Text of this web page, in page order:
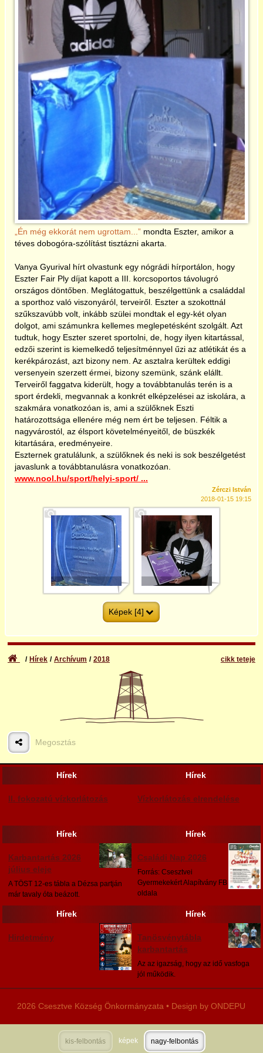
2017
2019
2020
2021
2024
2025
Én még ekkorát nem ugrottam...
mondta Eszter, amikor a
téves dobogóra-szólítást tisztázni akarta.
Vanya Gyurival hírt olvastunk egy nógrádi hírportálon, hogy
Eszter Fair Ply díjat kapott a III. korcsoportos távolugró
országos döntőben. Meglátogattuk, beszélgettünk a családdal
a sporthoz való viszonyáról, terveiről. Eszter a szokottnál
szűkszavúbb volt, inkább szülei mondtak el egy-két olyan
dolgot, ami számunkra kellemes meglepetésként szolgált. Azt
tudtuk, hogy Eszter szeret sportolni, de, hogy ilyen kitartással,
edzői szerint is kiemelkedő teljesítménnyel űzi az atlétikát és a
kerékpározást, azt bizony nem. Az asztalra kerültek eddigi
versenyein szerzett érmei, bizony szemünk, szánk elállt.
Terveiről faggatva kiderült, hogy a továbbtanulás terén is a
sport érdekli, megvannak a konkrét elképzelései az iskolára, a
szakmára vonatkozóan is, ami a szülőknek Eszti
határozottsága ellenére még nem ért be teljesen. Féltik a
nagyvárostól, az élsport követelményeitől, de büszkék
kitartására, eredményeire.
Eszternek gratulálunk, a szülőknek és neki is sok beszélgetést
javaslunk a továbbtanulásra vonatkozóan.
www.nool.hu/sport/helyi-sport/ ...
Zérczi István
2018-01-15 19:15
1 2
Képek [4]
cikk teteje
Hírek Archívum 2018
Megosztás
Hírek
II. fokozatú vízkorlátozás
Hírek
Vízkorlátozás elrendelése
Hírek
Karbantartás 2026
július eleje
A TÖST 12-es tábla a Dézsa partján
már tavaly óta beázott.
Hírek
Családi Nap 2026
Forrás: Csesztvei
Gyermekekért Alapítvány FB
oldala
Hírek
Hirdetmény
Hírek
Tanösvénytábla
karbantartás
Az az igazság, hogy az idő vasfoga
jól működik.
2026 Csesztve Község Önkormányzata • Design by ONDEPU
kis-felbontás képek nagy-felbontás